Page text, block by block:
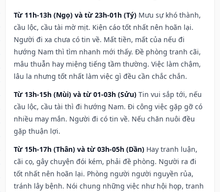
Từ 11h-13h (Ngọ) và từ 23h-01h (Tý) Mưu sự khó thành,
cầu lộc, cầu tài mờ mịt. Kiện cáo tốt nhất nên hoãn lại.
Người đi xa chưa có tin về. Mất tiền, mất của nếu đi
hướng Nam thì tìm nhanh mới thấy. Đề phòng tranh cãi,
mâu thuẫn hay miệng tiếng tầm thường. Việc làm chậm,
lâu la nhưng tốt nhất làm việc gì đều cần chắc chắn.
Từ 13h-15h (Mùi) và từ 01-03h (Sửu) Tin vui sắp tới, nếu
cầu lộc, cầu tài thì đi hướng Nam. Đi công việc gặp gỡ có
nhiều may mắn. Người đi có tin về. Nếu chăn nuôi đều
gặp thuận lợi.
Từ 15h-17h (Thân) và từ 03h-05h (Dần) Hay tranh luận,
cãi cọ, gây chuyện đói kém, phải đề phòng. Người ra đi
tốt nhất nên hoãn lại. Phòng người người nguyền rủa,
tránh lây bệnh. Nói chung những việc như hội họp, tranh